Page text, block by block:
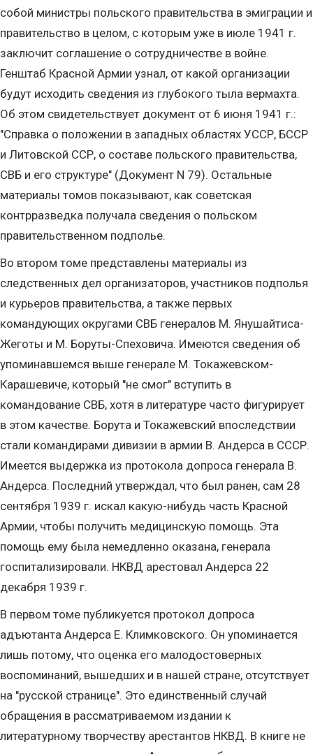
собой министры польского правительства в эмиграции и
правительство в целом, с которым уже в июле 1941 г.
заключит соглашение о сотрудничестве в войне.
Генштаб Красной Армии узнал, от какой организации
будут исходить сведения из глубокого тыла вермахта.
Об этом свидетельствует документ от 6 июня 1941 г.:
"Справка о положении в западных областях УССР, БССР
и Литовской ССР, о составе польского правительства,
СВБ и его структуре" (Документ N 79). Остальные
материалы томов показывают, как советская
контрразведка получала сведения о польском
правительственном подполье.
Во втором томе представлены материалы из
следственных дел организаторов, участников подполья
и курьеров правительства, а также первых
командующих округами СВБ генералов М. Янушайтиса-
Жеготы и М. Боруты-Спеховича. Имеются сведения об
упоминавшемся выше генерале М. Токажевском-
Карашевиче, который "не смог" вступить в
командование СВБ, хотя в литературе часто фигурирует
в этом качестве. Борута и Токажевский впоследствии
стали командирами дивизии в армии В. Андерса в СССР.
Имеется выдержка из протокола допроса генерала В.
Андерса. Последний утверждал, что был ранен, сам 28
сентября 1939 г. искал какую-нибудь часть Красной
Армии, чтобы получить медицинскую помощь. Эта
помощь ему была немедленно оказана, генерала
госпитализировали. НКВД арестовал Андерса 22
декабря 1939 г.
В первом томе публикуется протокол допроса
адъютанта Андерса Е. Климковского. Он упоминается
лишь потому, что оценка его малодостоверных
воспоминаний, вышедших и в нашей стране, отсутствует
на "русской странице". Это единственный случай
обращения в рассматриваемом издании к
литературному творчеству арестантов НКВД. В книге не